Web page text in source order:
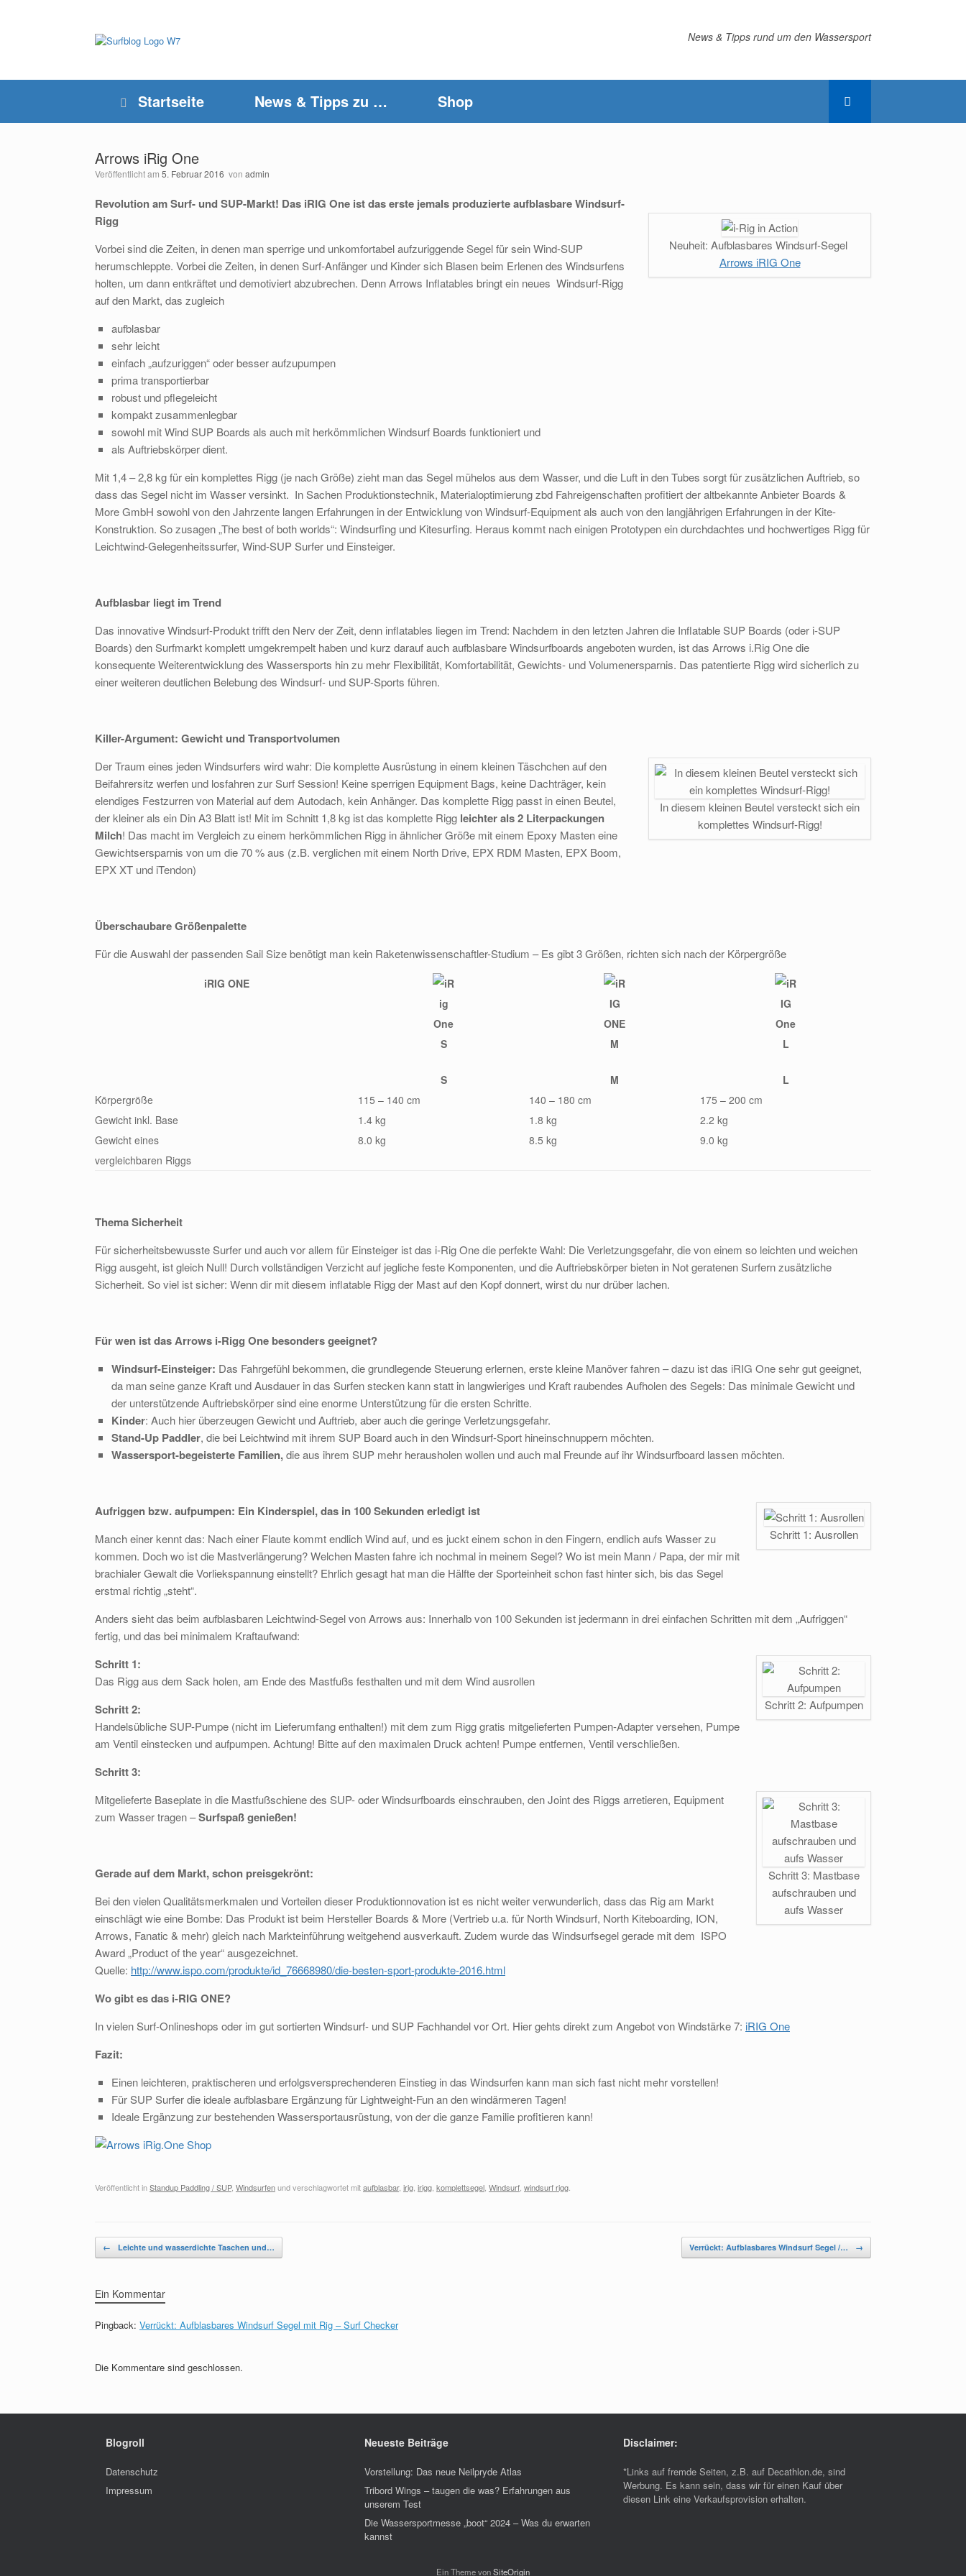
News & Tipps rund um den Wassersport
Startseite News & Tipps zu … Shop
Arrows iRig One
Veröffentlicht am 5. Februar 2016 von admin
Neuheit: Aufblasbares Windsurf-Segel
Arrows iRIG One
Revolution am Surf- und SUP-Markt! Das iRIG One ist das erste jemals produzierte aufblasbare Windsurf-
Rigg
Vorbei sind die Zeiten, in denen man sperrige und unkomfortabel aufzuriggende Segel für sein Wind-SUP
herumschleppte. Vorbei die Zeiten, in denen Surf-Anfänger und Kinder sich Blasen beim Erlenen des Windsurfens
holten, um dann entkräftet und demotiviert abzubrechen. Denn Arrows Inflatables bringt ein neues Windsurf-Rigg
auf den Markt, das zugleich
aufblasbar
sehr leicht
einfach „aufzuriggen“ oder besser aufzupumpen
prima transportierbar
robust und pflegeleicht
kompakt zusammenlegbar
sowohl mit Wind SUP Boards als auch mit herkömmlichen Windsurf Boards funktioniert und
als Auftriebskörper dient.
Mit 1,4 – 2,8 kg für ein komplettes Rigg (je nach Größe) zieht man das Segel mühelos aus dem Wasser, und die Luft in den Tubes sorgt für zusätzlichen Auftrieb, so
dass das Segel nicht im Wasser versinkt. In Sachen Produktionstechnik, Materialoptimierung zbd Fahreigenschaften profitiert der altbekannte Anbieter Boards &
More GmbH sowohl von den Jahrzente langen Erfahrungen in der Entwicklung von Windsurf-Equipment als auch von den langjährigen Erfahrungen in der Kite-
Konstruktion. So zusagen „The best of both worlds“: Windsurfing und Kitesurfing. Heraus kommt nach einigen Prototypen ein durchdachtes und hochwertiges Rigg für
Leichtwind-Gelegenheitssurfer, Wind-SUP Surfer und Einsteiger.
Aufblasbar liegt im Trend
Das innovative Windsurf-Produkt trifft den Nerv der Zeit, denn inflatables liegen im Trend: Nachdem in den letzten Jahren die Inflatable SUP Boards (oder i-SUP
Boards) den Surfmarkt komplett umgekrempelt haben und kurz darauf auch aufblasbare Windsurfboards angeboten wurden, ist das Arrows i.Rig One die
konsequente Weiterentwicklung des Wassersports hin zu mehr Flexibilität, Komfortabilität, Gewichts- und Volumenersparnis. Das patentierte Rigg wird sicherlich zu
einer weiteren deutlichen Belebung des Windsurf- und SUP-Sports führen.
Killer-Argument: Gewicht und Transportvolumen
In diesem kleinen Beutel versteckt sich ein
komplettes Windsurf-Rigg!
Der Traum eines jeden Windsurfers wird wahr: Die komplette Ausrüstung in einem kleinen Täschchen auf den
Beifahrersitz werfen und losfahren zur Surf Session! Keine sperrigen Equipment Bags, keine Dachträger, kein
elendiges Festzurren von Material auf dem Autodach, kein Anhänger. Das komplette Rigg passt in einen Beutel,
der kleiner als ein Din A3 Blatt ist! Mit im Schnitt 1,8 kg ist das komplette Rigg leichter als 2 Literpackungen
Milch! Das macht im Vergleich zu einem herkömmlichen Rigg in ähnlicher Größe mit einem Epoxy Masten eine
Gewichtsersparnis von um die 70 % aus (z.B. verglichen mit einem North Drive, EPX RDM Masten, EPX Boom,
EPX XT und iTendon)
Überschaubare Größenpalette
Für die Auswahl der passenden Sail Size benötigt man kein Raketenwissenschaftler-Studium – Es gibt 3 Größen, richten sich nach der Körpergröße
iRIG ONE
S M
L
Körpergröße
115 – 140 cm 140 – 180 cm
175 – 200 cm
Gewicht inkl. Base
1.4 kg 1.8 kg
2.2 kg
Gewicht eines
vergleichbaren Riggs
8.0 kg 8.5 kg 9.0 kg
Thema Sicherheit
Für sicherheitsbewusste Surfer und auch vor allem für Einsteiger ist das i-Rig One die perfekte Wahl: Die Verletzungsgefahr, die von einem so leichten und weichen
Rigg ausgeht, ist gleich Null! Durch vollständigen Verzicht auf jegliche feste Komponenten, und die Auftriebskörper bieten in Not geratenen Surfern zusätzliche
Sicherheit. So viel ist sicher: Wenn dir mit diesem inflatable Rigg der Mast auf den Kopf donnert, wirst du nur drüber lachen.
Für wen ist das Arrows i-Rigg One besonders geeignet?
Windsurf-Einsteiger: Das Fahrgefühl bekommen, die grundlegende Steuerung erlernen, erste kleine Manöver fahren – dazu ist das iRIG One sehr gut geeignet,
da man seine ganze Kraft und Ausdauer in das Surfen stecken kann statt in langwieriges und Kraft raubendes Aufholen des Segels: Das minimale Gewicht und
der unterstützende Auftriebskörper sind eine enorme Unterstützung für die ersten Schritte.
Kinder: Auch hier überzeugen Gewicht und Auftrieb, aber auch die geringe Verletzungsgefahr.
Stand-Up Paddler, die bei Leichtwind mit ihrem SUP Board auch in den Windsurf-Sport hineinschnuppern möchten.
Wassersport-begeisterte Familien,die aus ihrem SUP mehr herausholen wollen und auch mal Freunde auf ihr Windsurfboard lassen möchten.
Schritt 1: Ausrollen
Aufriggen bzw. aufpumpen: Ein Kinderspiel, das in 100 Sekunden erledigt ist
Manch einer kennt das: Nach einer Flaute kommt endlich Wind auf, und es juckt einem schon in den Fingern, endlich aufs Wasser zu
kommen. Doch wo ist die Mastverlängerung? Welchen Masten fahre ich nochmal in meinem Segel? Wo ist mein Mann / Papa, der mir mit
brachialer Gewalt die Vorliekspannung einstellt? Ehrlich gesagt hat man die Hälfte der Sporteinheit schon fast hinter sich, bis das Segel
erstmal richtig „steht“.
Anders sieht das beim aufblasbaren Leichtwind-Segel von Arrows aus: Innerhalb von 100 Sekunden ist jedermann in drei einfachen Schritten mit dem „Aufriggen“
fertig, und das bei minimalem Kraftaufwand:
Schritt 2: Aufpumpen
Schritt 1:
Das Rigg aus dem Sack holen, am Ende des Mastfußs festhalten und mit dem Wind ausrollen
Schritt 2:
Handelsübliche SUP-Pumpe (nicht im Lieferumfang enthalten!) mit dem zum Rigg gratis mitgelieferten Pumpen-Adapter versehen, Pumpe
am Ventil einstecken und aufpumpen. Achtung! Bitte auf den maximalen Druck achten! Pumpe entfernen, Ventil verschließen.
Schritt 3:
Schritt 3: Mastbase
aufschrauben und
aufs Wasser
Mitgelieferte Baseplate in die Mastfußschiene des SUP- oder Windsurfboards einschrauben, den Joint des Riggs arretieren, Equipment
zum Wasser tragen –Surfspaß genießen!
Gerade auf dem Markt, schon preisgekrönt:
Bei den vielen Qualitätsmerkmalen und Vorteilen dieser Produktionnovation ist es nicht weiter verwunderlich, dass das Rig am Markt
einschlägt wie eine Bombe: Das Produkt ist beim Hersteller Boards & More (Vertrieb u.a. für North Windsurf, North Kiteboarding, ION,
Arrows, Fanatic & mehr) gleich nach Markteinführung weitgehend ausverkauft. Zudem wurde das Windsurfsegel gerade mit dem ISPO
Award „Product of the year“ ausgezeichnet.
Quelle: http://www.ispo.com/produkte/id_76668980/die-besten-sport-produkte-2016.html
Wo gibt es das i-RIG ONE?
In vielen Surf-Onlineshops oder im gut sortierten Windsurf- und SUP Fachhandel vor Ort. Hier gehts direkt zum Angebot von Windstärke 7: iRIG One
Fazit:
Einen leichteren, praktischeren und erfolgsversprechenderen Einstieg in das Windsurfen kann man sich fast nicht mehr vorstellen!
Für SUP Surfer die ideale aufblasbare Ergänzung für Lightweight-Fun an den windärmeren Tagen!
Ideale Ergänzung zur bestehenden Wassersportausrüstung, von der die ganze Familie profitieren kann!
Veröffentlicht inStandup Paddling / SUP, Windsurfenund verschlagwortet mitaufblasbar, irig irigg komplettsegel Windsurf windsurf rigg
Beitragsnavigation
← Leichte und wasserdichte Taschen und… Verrückt: Aufblasbares Windsurf Segel /… →
Ein Kommentar
Pingback: Verrückt: Aufblasbares Windsurf Segel mit Rig – Surf Checker
Die Kommentare sind geschlossen.
Blogroll
Datenschutz
Impressum
Neueste Beiträge
Vorstellung: Das neue Neilpryde Atlas
Tribord Wings – taugen die was? Erfahrungen aus
unserem Test
Die Wassersportmesse „boot“ 2024 – Was du erwarten
kannst
Disclaimer:
*Links auf fremde Seiten, z.B. auf Decathlon.de, sind
Werbung. Es kann sein, dass wir für einen Kauf über
diesen Link eine Verkaufsprovision erhalten.
Ein Theme vonSiteOrigin